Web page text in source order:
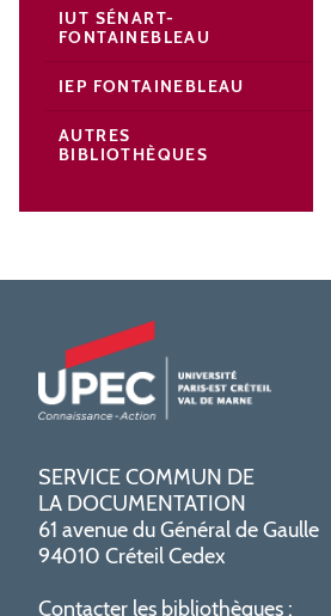
IUT SÉNART-
FONTAINEBLEAU
IEP FONTAINEBLEAU
AUTRES
BIBLIOTHÈQUES
SERVICE COMMUN DE
LA DOCUMENTATION
61 avenue du Général de Gaulle
94010 Créteil Cedex
Contacter les bibliothèques :